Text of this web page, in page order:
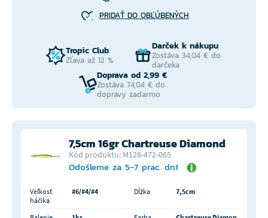
PRIDAŤ DO OBĽÚBENÝCH
Tropic Club
Zľava až 12 %
Darček k nákupu
Zostáva 34,04 € do
darčeka
Doprava od 2,99 €
Zostáva 74,04 € do
dopravy zadarmo
7,5cm 16gr Chartreuse Diamond
Kód produktu: M128-472-065
Odošleme za 5-7 prac. dní
Veľkosť
háčika
#6/#4/#4 Dĺžka 7,5cm